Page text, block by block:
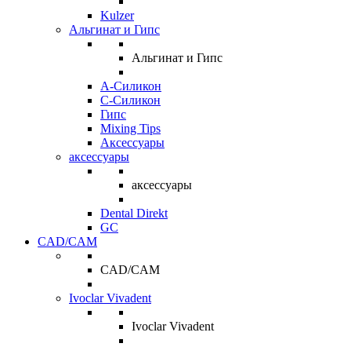
Kulzer
Альгинат и Гипс
Альгинат и Гипс
A-Силикон
C-Силикон
Гипс
Mixing Tips
Аксессуары
аксессуары
аксессуары
Dental Direkt
GC
CAD/CAM
CAD/CAM
Ivoclar Vivadent
Ivoclar Vivadent